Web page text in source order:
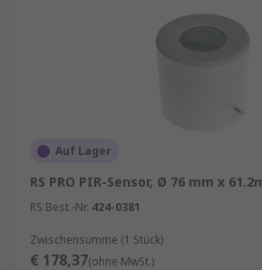
Auf Lager
RS PRO PIR-Sensor, Ø 76 mm x
RS Best.-Nr. 424-0381
Zwischensumme (1 Stück)
€ 178,37(ohne MwSt.)